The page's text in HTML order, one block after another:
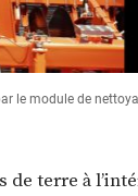
le module de
terre à